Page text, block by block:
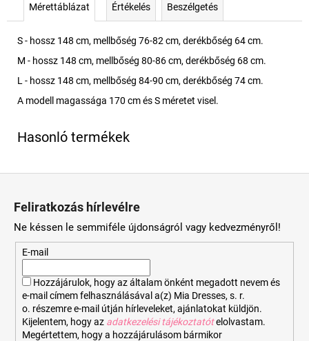
Mérettáblázat Értékelés Beszélgetés
S - hossz 148 cm, mellbőség 76-82 cm, derékbőség 64 cm.
M - hossz 148 cm, mellbőség 80-86 cm, derékbőség 68 cm.
L - hossz 148 cm, mellbőség 84-90 cm, derékbőség 74 cm.
A modell magassága 170 cm és S méretet visel.
Feliratkozás hírlevélre
Ne késsen le semmiféle újdonságról vagy kedvezményről!
E-mail
Hozzájárulok, hogy az általam önként megadott nevem és
e-mail címem felhasználásával a(z) Mia Dresses, s. r.
o. részemre e-mail útján hírleveleket, ajánlatokat küldjön.
Kijelentem, hogy az adatkezelési tájékoztatót elolvastam.
Megértettem, hogy a hozzájárulásom bármikor